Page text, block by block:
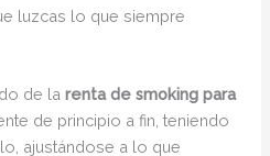
luzcas lo que siempre
de larenta de smoking para
de principio a fin, teniendo
ajustándose a lo que